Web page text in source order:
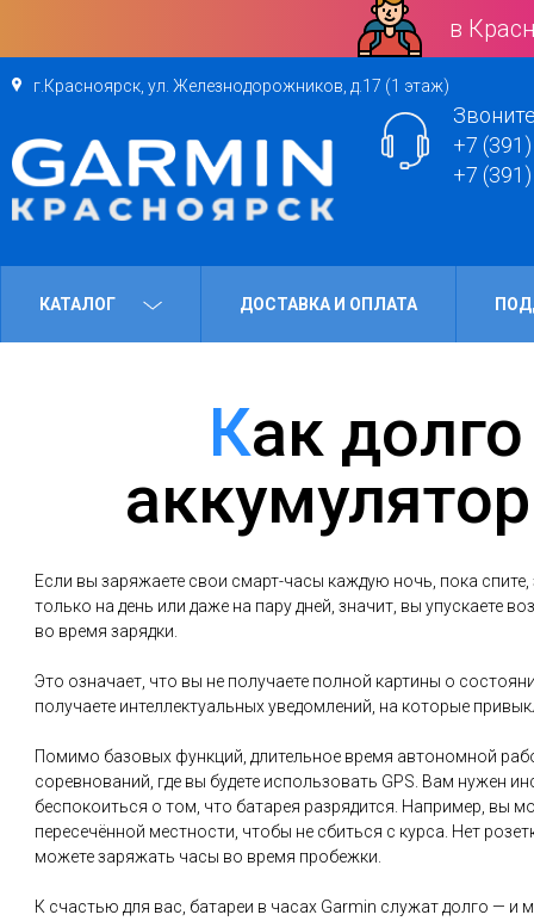
в
г.Красноярск, ул. Железнодорожников, д.17 (1 этаж)
+7
+7
КАТАЛОГ ДОСТАВКА И ОПЛАТА
Как долго продержится
Если вы заряжаете свои смарт-часы каждую ночь, пока
только на день или даже на пару дней, значит, вы упускаете
во время зарядки.
Это означает, что вы не получаете полной картины о
получаете интеллектуальных уведомлений, на которые
Помимо базовых функций, длительное время автономной
соревнований, где вы будете использовать GPS. Вам нужен
беспокоиться о том, что батарея разрядится. Например, вы
пересечённой местности, чтобы не сбиться с курса. Нет
можете заряжать часы во время пробежки.
К счастью для вас, батареи в часах Garmin служат долго —